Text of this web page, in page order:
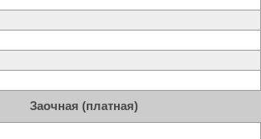
Заочная (платная)